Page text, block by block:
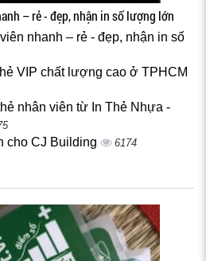
– rẻ - đẹp, nhận in số lượng lớn
nhanh – rẻ - đẹp, nhận in số
VIP chất lượng cao ở TPHCM
nhân viên từ In Thẻ Nhựa -
cho CJ Building 6174